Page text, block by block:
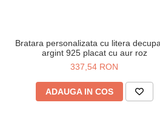
Bratara personalizata cu litera
argint 925 placat cu aur roz
337,54 RON
ADAUGA IN COS